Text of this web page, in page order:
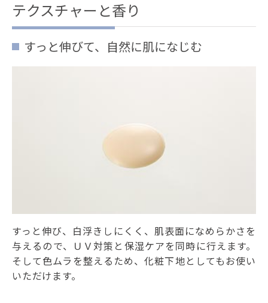
テクスチャーと香り
すっと伸びて、自然に肌になじむ
すっと伸び、白浮きしにくく、肌表面になめらかさを
与えるので、ＵＶ対策と保湿ケアを同時に行えます。
そして色ムラを整えるため、化粧下地としてもお使い
いただけます。